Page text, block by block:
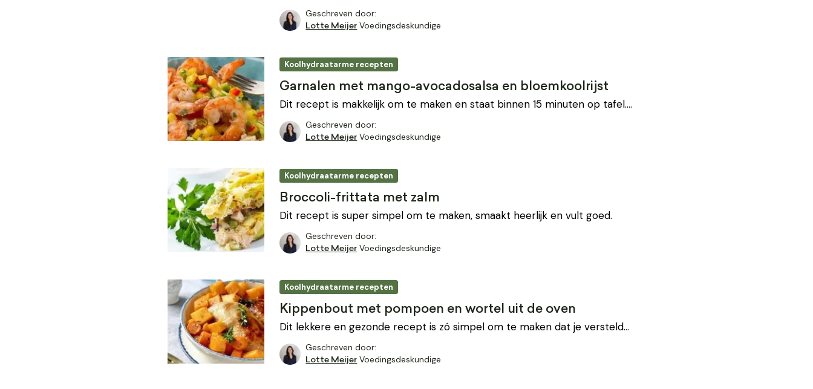
Geschreven door:
Lotte Meijer Voedingsdeskundige
Koolhydraatarme recepten
Garnalen met mango-avocadosalsa en bloemkoolrijst
Dit recept is makkelijk om te maken en staat binnen 15 minuten op tafel.…
Geschreven door:
Lotte Meijer Voedingsdeskundige
Koolhydraatarme recepten
Broccoli-frittata met zalm
Dit recept is super simpel om te maken, smaakt heerlijk en vult goed.
Geschreven door:
Lotte Meijer Voedingsdeskundige
Koolhydraatarme recepten
Kippenbout met pompoen en wortel uit de oven
Dit lekkere en gezonde recept is zó simpel om te maken dat je versteld…
Geschreven door:
Lotte Meijer Voedingsdeskundige